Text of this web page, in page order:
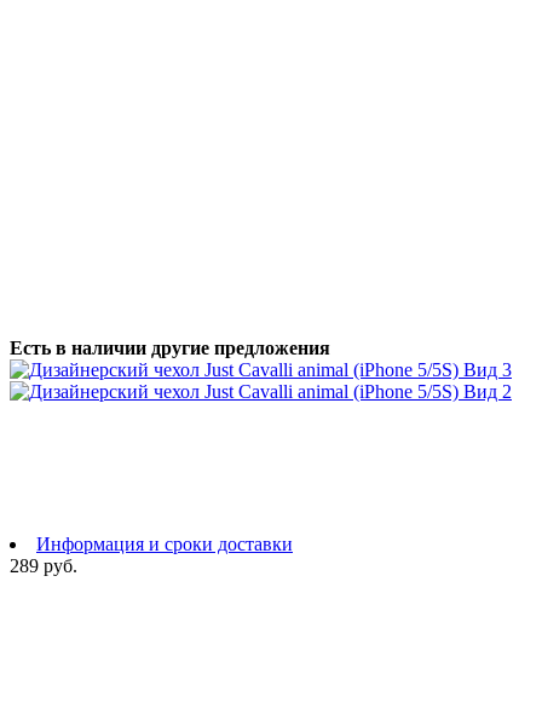
Есть в наличии другие предложения
Информация и сроки доставки
289 руб.